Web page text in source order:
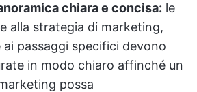
chiara e concisa: le
alla strategia di marketing,
passaggi specifici devono
in modo chiaro affinché un
possa